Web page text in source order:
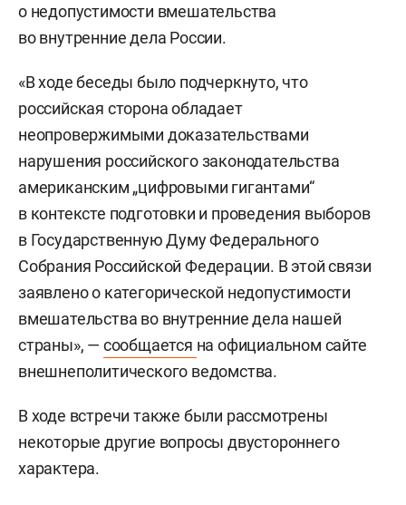
о недопустимости вмешательства
во внутренние дела России.
«В ходе беседы было подчеркнуто, что
российская сторона обладает
неопровержимыми доказательствами
нарушения российского законодательства
американским „цифровыми гигантами“
в контексте подготовки и проведения выборов
в Государственную Думу Федерального
Собрания Российской Федерации. В этой связи
заявлено о категорической недопустимости
вмешательства во внутренние дела нашей
страны», — сообщается на официальном сайте
внешнеполитического ведомства.
В ходе встречи также были рассмотрены
некоторые другие вопросы двустороннего
характера.